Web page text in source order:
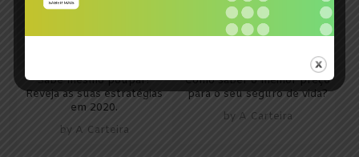
Sabe mesmo poupar?
Reveja as suas estratégias
em 2020.
by A Carteira
Como saber o melhor preço
para o seu seguro de vida?
by A Carteira